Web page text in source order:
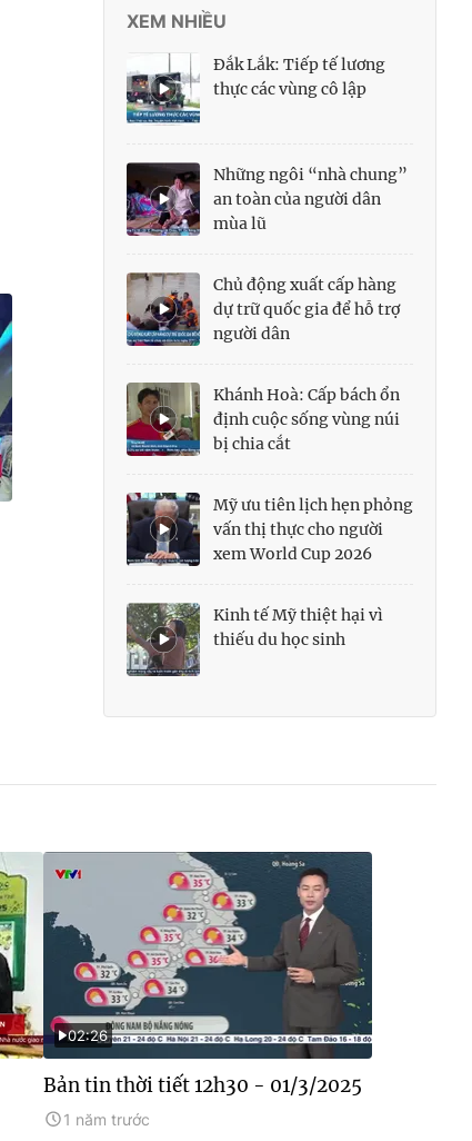
XEM NHIỀU
Đắk Lắk: Tiếp tế lương
thực các vùng cô lập
Những ngôi “nhà chung”
an toàn của người dân
mùa lũ
Chủ động xuất cấp hàng
dự trữ quốc gia để hỗ trợ
người dân
Khánh Hoà: Cấp bách ổn
định cuộc sống vùng núi
bị chia cắt
Mỹ ưu tiên lịch hẹn phỏng
vấn thị thực cho người
xem World Cup 2026
Kinh tế Mỹ thiệt hại vì
thiếu du học sinh
02:26
Bản tin thời tiết 12h30 - 01/3/2025
1 năm trước